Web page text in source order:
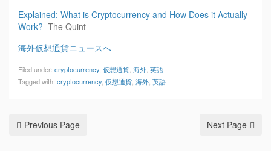
Explained: What is Cryptocurrency and How Does it Actually
Work? The Quint
海外仮想通貨ニュースへ
Filed under: cryptocurrency 仮想通貨 海外 英語
Tagged with: cryptocurrency 仮想通貨 海外 英語
Previous Page Next Page